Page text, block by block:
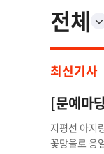
전체
최신기사
[문예마
지평선 아
꽃망울로